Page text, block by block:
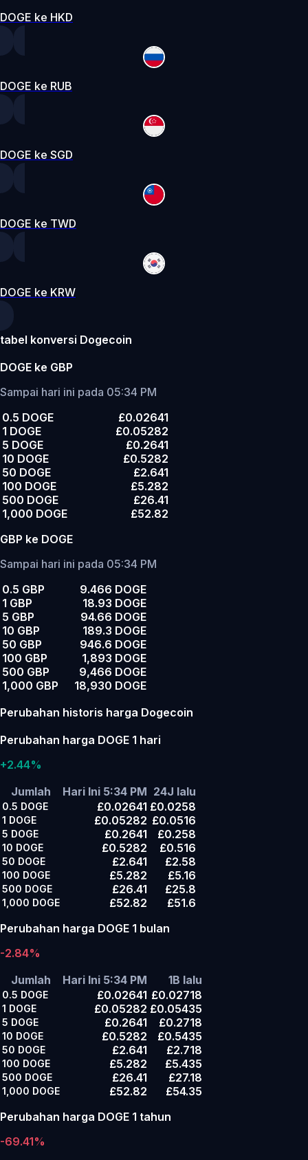
DOGE ke HKD
DOGE ke RUB
DOGE ke SGD
DOGE ke TWD
DOGE ke KRW
tabel konversi Dogecoin
DOGE ke GBP
Sampai hari ini pada 05:34 PM
0.5 DOGE
£0.02641
1 DOGE
£0.05282
5 DOGE
£0.2641
10 DOGE
£0.5282
50 DOGE
£2.641
100 DOGE
£5.282
500 DOGE
£26.41
1,000 DOGE
£52.82
GBP ke DOGE
Sampai hari ini pada 05:34 PM
0.5 GBP
9.466 DOGE
1 GBP
18.93 DOGE
5 GBP
94.66 DOGE
10 GBP
189.3 DOGE
50 GBP
946.6 DOGE
100 GBP
1,893 DOGE
500 GBP
9,466 DOGE
1,000 GBP
18,930 DOGE
Perubahan historis harga Dogecoin
Perubahan harga DOGE 1 hari
+2.44%
Jumlah
Hari Ini 5:34 PM 24J lalu
0.5 DOGE £0.02641 £0.0258
1 DOGE £0.05282 £0.0516
5 DOGE £0.2641 £0.258
10 DOGE £0.5282 £0.516
50 DOGE £2.641 £2.58
100 DOGE £5.282 £5.16
500 DOGE £26.41 £25.8
1,000 DOGE £52.82
£51.6
Perubahan harga DOGE 1 bulan
-2.84%
Jumlah
Hari Ini 5:34 PM 1B lalu
0.5 DOGE £0.02641 £0.02718
1 DOGE £0.05282 £0.05435
5 DOGE £0.2641 £0.2718
10 DOGE £0.5282 £0.5435
50 DOGE £2.641 £2.718
100 DOGE £5.282 £5.435
500 DOGE £26.41 £27.18
1,000 DOGE £52.82
£54.35
Perubahan harga DOGE 1 tahun
-69.41%